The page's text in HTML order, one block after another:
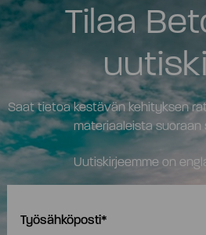
Tilaa
Saat tietoa kestävän kehityksen
materiaaleista suoraan
Uutiskirjeemme on
Työsähköposti*